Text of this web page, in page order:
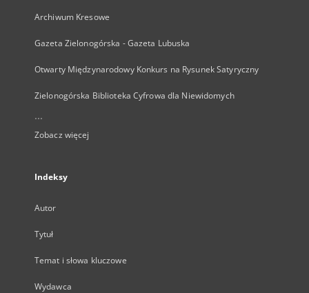
Archiwum Kresowe
Gazeta Zielonogórska - Gazeta Lubuska
Otwarty Międzynarodowy Konkurs na Rysunek Satyryczny
Zielonogórska Biblioteka Cyfrowa dla Niewidomych
...
Zobacz więcej
Indeksy
Autor
Tytuł
Temat i słowa kluczowe
Wydawca